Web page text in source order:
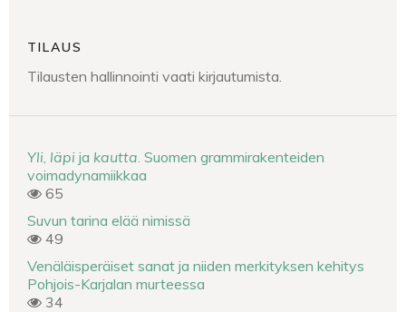
TILAUS
Tilausten hallinnointi vaati kirjautumista.
Yli läpi ja kautta . Suomen grammirakenteiden
voimadynamiikkaa
65
Suvun tarina elää nimissä
49
Venäläisperäiset sanat ja niiden merkityksen kehitys
Pohjois-Karjalan murteessa
34